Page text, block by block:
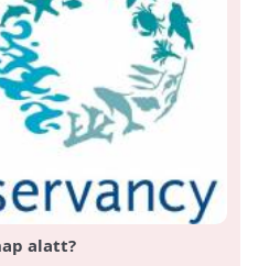
alatt?